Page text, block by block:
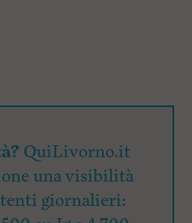
QuiLivorno.it
una visibilità
giornalieri: